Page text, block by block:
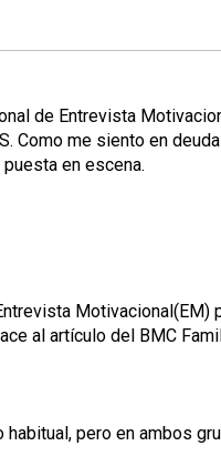
de Entrevista
Como me siento en
en escena.
Motivacional(EM)
al artículo del BMC
pero en ambos